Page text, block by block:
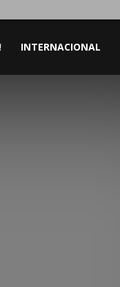
INTERNACIONAL